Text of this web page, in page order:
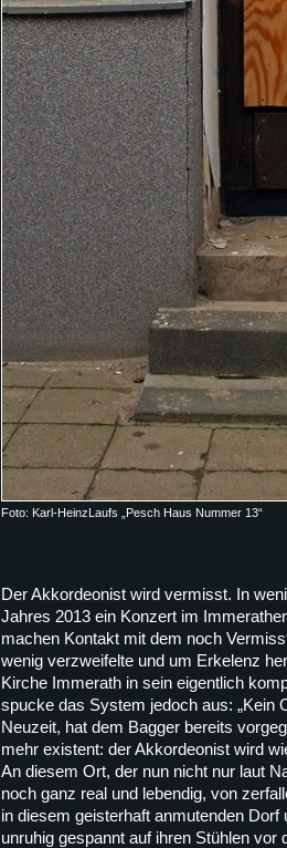
Foto: Karl-HeinzLaufs „Pesch Haus Nummer 13“
Der Akkordeonist wird vermisst. In
Jahres 2013 ein Konzert im
machen Kontakt mit dem noch
wenig verzweifelte und um Erkelenz
Kirche Immerath in sein eigentlich
spucke das System jedoch aus: „Kein
Neuzeit, hat dem Bagger bereits
mehr existent: der Akkordeonist wird
An diesem Ort, der nun nicht nur laut
noch ganz real und lebendig, von
in diesem geisterhaft anmutenden
unruhig gespannt auf ihren Stühlen vor